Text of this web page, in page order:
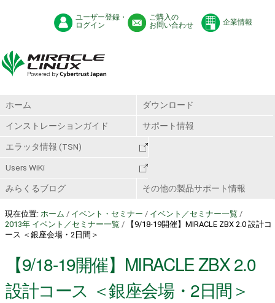
ユーザー登録・
ログイン
ご購入の
お問い合わせ
企業情報
ホーム ダウンロード
インストレーションガイド サポート情報
エラッタ情報 (TSN)
Users WiKi
みらくるブログ その他の製品サポート情報
現在位置: ホーム / イベント・セミナー / イベント／セミナー一覧 /
2013年 イベント／セミナー一覧 /
【9/18-19開催】MIRACLE ZBX 2.0 設計コ
ース ＜銀座会場・2日間＞
【9/18-19開催】MIRACLE ZBX 2.0
設計コース ＜銀座会場・2日間＞